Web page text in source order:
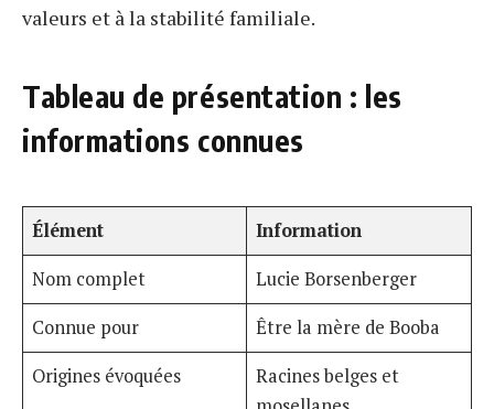
valeurs et à la stabilité familiale.
Tableau de présentation : les
informations connues
Élément
Information
Nom complet
Lucie Borsenberger
Connue pour
Être la mère de Booba
Origines évoquées
Racines belges et